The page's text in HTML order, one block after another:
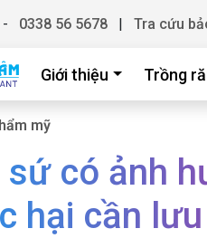
- 0338 56 5678 | Tra cứu
Giới thiệu Trồng
mỹ
sứ có ảnh
hại cần